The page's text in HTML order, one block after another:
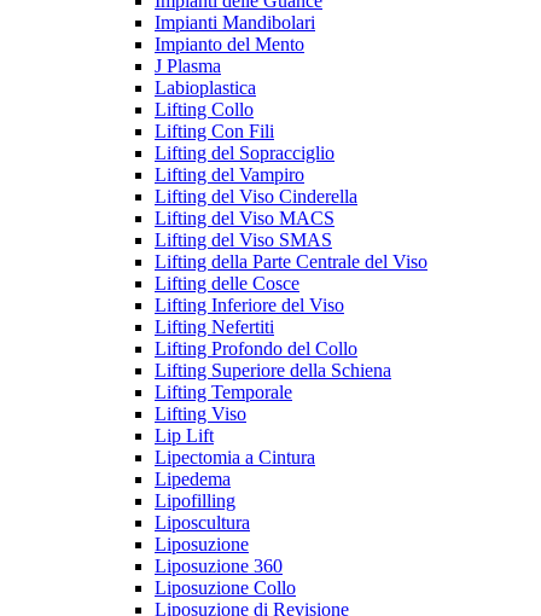
Impianti Mandibolari
Impianto del Mento
J Plasma
Labioplastica
Lifting Collo
Lifting Con Fili
Lifting del Sopracciglio
Lifting del Vampiro
Lifting del Viso Cinderella
Lifting del Viso MACS
Lifting del Viso SMAS
Lifting della Parte Centrale del Viso
Lifting delle Cosce
Lifting Inferiore del Viso
Lifting Nefertiti
Lifting Profondo del Collo
Lifting Superiore della Schiena
Lifting Temporale
Lifting Viso
Lip Lift
Lipectomia a Cintura
Lipedema
Lipofilling
Liposcultura
Liposuzione
Liposuzione 360
Liposuzione Collo
Liposuzione di Revisione